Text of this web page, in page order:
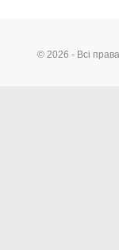
© 2026 - Всі